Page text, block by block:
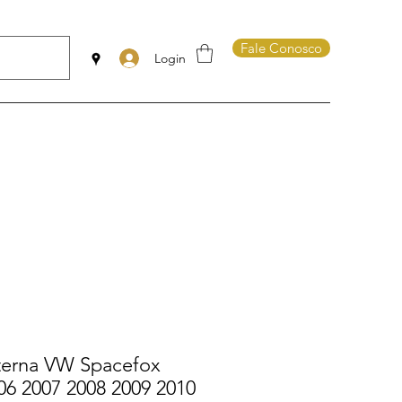
Login
Fale Conosco
VW Spacefox
2007 2008 2009 2010